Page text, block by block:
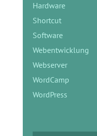
Hardware
Shortcut
Software
Webentwicklung
Webserver
WordCamp
WordPress